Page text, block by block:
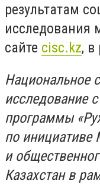
результатам
исследования
сайте cisc.kz, в
Национальное
исследование
программы
по инициативе
и
Казахстан в